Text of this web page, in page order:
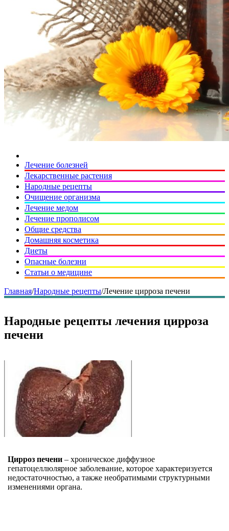
Лечение болезней
Лекарственные растения
Народные рецепты
Очищение организма
Лечение медом
Лечение прополисом
Общие средства
Домашняя косметика
Диеты
Опасные болезни
Статьи о медицине
Главная/Народные рецепты/Лечение цирроза печени
Народные рецепты лечения цирроза
печени
Цирроз печени – хроническое диффузное
гепатоцеллюлярное заболевание, которое характеризуется
недостаточностью, а также необратимыми структурными
изменениями органа.